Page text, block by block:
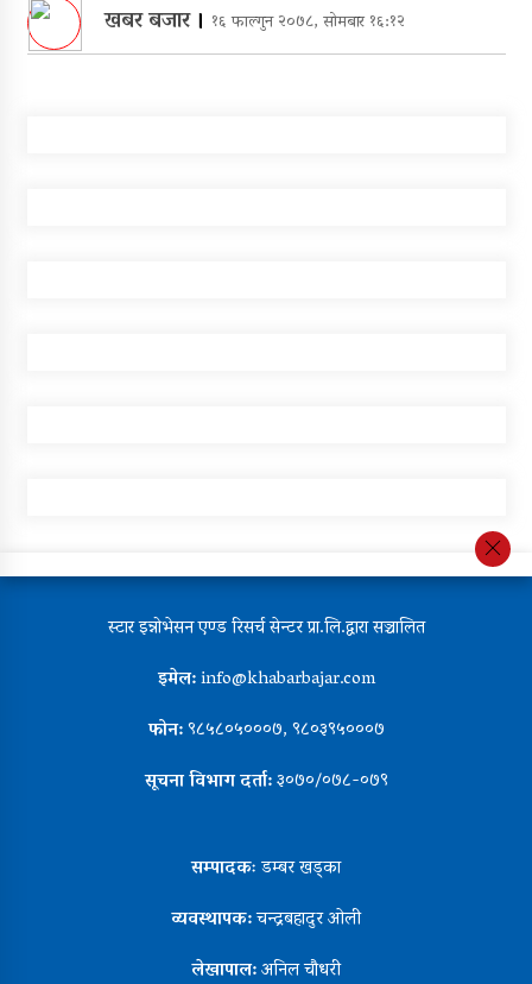
खबर बजार। १६ फाल्गुन २०७८, सोमबार १६:१२
स्टार इन्नोभेसन एण्ड रिसर्च सेन्टर प्रा.लि.द्वारा सञ्चालित
इमेल:info@khabarbajar.com
फोन:९८५८०५०००७, ९८०३९५०००७
सूचना विभाग दर्ता:३०७०/०७८-०७९
सम्पादकःडम्बर खड्का
व्यवस्थापक:चन्द्रबहादुर ओली
लेखापाल:अनिल चौधरी